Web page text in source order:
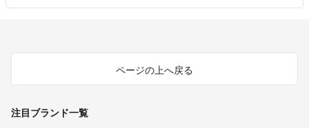
ん。
ページの上へ戻る
注目ブランド一覧